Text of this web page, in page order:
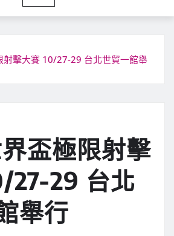
射擊大賽 10/27-29 台北世貿一館舉
盃極限射擊
27-29 台北
舉行